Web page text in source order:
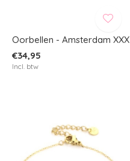
Oorbellen - Amsterdam XXX
€34,95
Incl. btw